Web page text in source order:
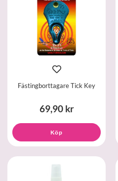
Fästingborttagare Tick Key
69,90 kr
Köp